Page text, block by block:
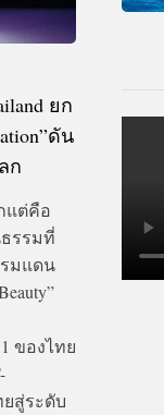
ยก
ดัน
ก
แต่คือ
รรมที่
มแดน
ของไทย
สู่ระดับ